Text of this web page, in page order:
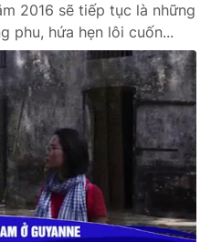
2016 sẽ tiếp tục là những
phu, hứa hẹn lôi cuốn...